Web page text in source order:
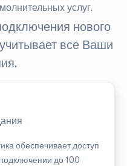
услуг.
нового
все Ваши
обеспечивает доступ
до 100